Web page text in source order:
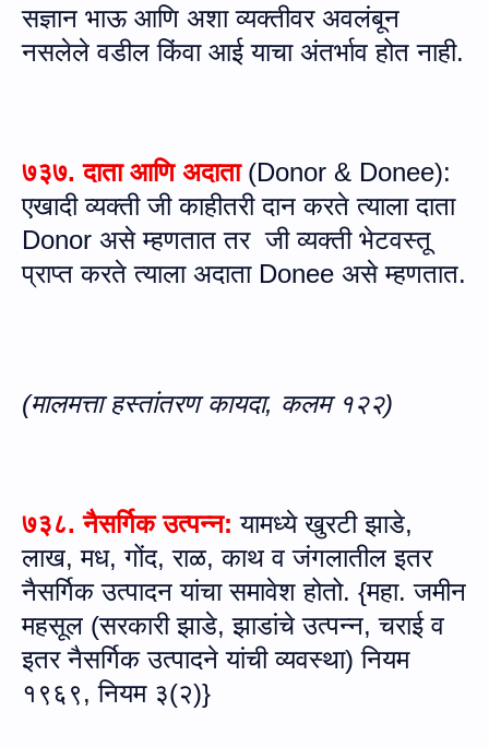
सज्ञान भाऊ आणि अशा व्यक्तीवर अवलंबून
नसलेले वडील किंवा आई याचा अंतर्भाव होत नाही.
७३७. दाता आणि अदाता(Donor & Donee):
एखादी व्यक्ती जी काहीतरी दान करते त्‍याला दाता
Donor असे म्‍हणतात तर जीव्‍यक्‍ती भेटवस्तू
प्राप्त करते त्‍याला अदाता Donee असे म्‍हणतात.
(मालमत्ता हस्‍तांतरण कायदा, कलम १२२)
७३८. नैसर्गिक उत्पन्न: यामध्ये खुरटी झाडे,
लाख,मध,गोंद,राळ,काथ व जंगलातील इतर
नैसर्गिक उत्पादन यांचा समावेश होतो. {महा.जमीन
महसूल (सरकारी झाडे,झाडांचे उत्पन्न,चराई व
इतर नैसर्गिक उत्पादने यांची व्यवस्था)नियम
१९६९, नियम ३(२)}